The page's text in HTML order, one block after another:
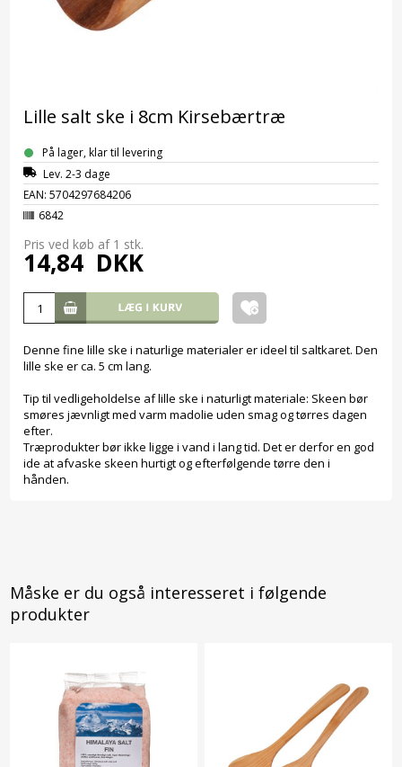
Lille salt ske i 8cm Kirsebærtræ
På lager, klar til levering
Lev. 2-3 dage
EAN: 5704297684206
6842
Pris ved køb af 1 stk.
14,84 DKK
Denne fine lille ske i naturlige materialer er ideel til saltkaret. Den
lille ske er ca. 5 cm lang.
Tip til vedligeholdelse af lille ske i naturligt materiale: Skeen bør
smøres jævnligt med varm madolie uden smag og tørres dagen
efter.
Træprodukter bør ikke ligge i vand i lang tid. Det er derfor en god
ide at afvaske skeen hurtigt og efterfølgende tørre den i
hånden.
Måske er du også interesseret i følgende
produkter